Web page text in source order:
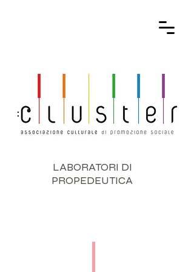
LABORATORI DI
PROPEDEUTICA